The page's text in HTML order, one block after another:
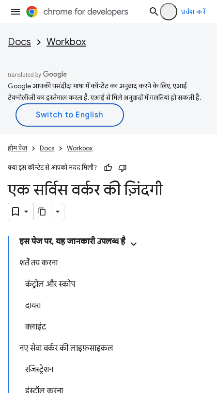
प्रवेश करें
Docs Workbox
Google आपकी पसंदीदा भाषा में कॉन्टेंट का अनुवाद करने के लिए, एआई
टेक्नोलॉजी का इस्तेमाल करता है. एआई से मिले अनुवादों में गलतियां हो सकती हैं.
होम पेज Docs Workbox
क्या इस कॉन्टेंट से आपको मदद मिली?
एक सर्विस वर्कर की ज़िंदगी
इस पेज पर, यह जानकारी उपलब्ध है
शर्तें तय करना
कंट्रोल और स्कोप
दायरा
क्लाइंट
नए सेवा वर्कर की लाइफ़साइकल
रजिस्ट्रेशन
इंस्टॉल करना